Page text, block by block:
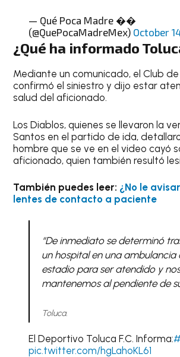
— Qué Poca Madre ��
(@QuePocaMadreMex) October
¿Qué ha informado
Mediante un comunicado, el Club
confirmó el siniestro y dijo estar
salud del aficionado.
Los Diablos, quienes se llevaron la
Santos en el partido de ida,
hombre que se ve en el video cayó
aficionado, quien también resultó
También puedes leer: ¿No le
lentes de contacto a paciente
“De inmediato se determinó
un hospital en una ambulancia
estadio para ser atendido y nos
mantenemos al pendiente de
Toluca.
El Deportivo Toluca F.C. Informa:
pic.twitter.com/hgLahoKL61